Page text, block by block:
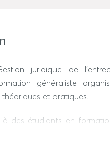
juridique de
généraliste
théoriques et pratiques.
à des étudiants en